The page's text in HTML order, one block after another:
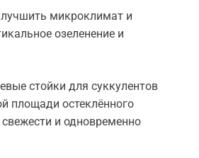
микроклимат и
озеленение и
стойки для суккулентов
площади остеклённого
и одновременно